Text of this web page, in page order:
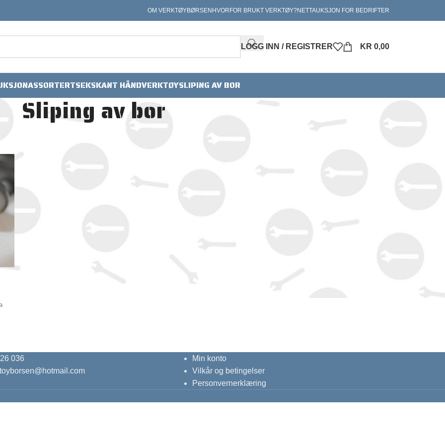
OM VERKTØYBØRSEN HVORFOR BRUKT VERKTØY?NETTAUKSJON FOR BEDRIFTER
LOGG INN / REGISTRER KR 0,00
ASSORTERTSEKSKANT HÅNDVERKTØYSLIPING AV BOR
Sliping av bor
036
Min konto
Vilkår og betingelser
Personvernerklæring